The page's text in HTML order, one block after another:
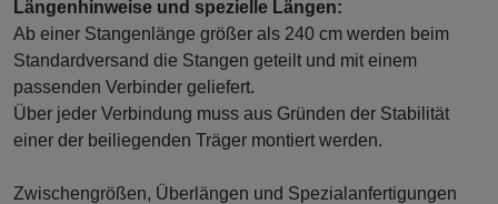
Längenhinweise und spezielle Längen:
Ab einer Stangenlänge größer als 240 cm werden beim
Standardversand die Stangen geteilt und mit einem
passenden Verbinder geliefert.
Über jeder Verbindung muss aus Gründen der Stabilität
einer der beiliegenden Träger montiert werden.
Zwischengrößen, Überlängen und Spezialanfertigungen